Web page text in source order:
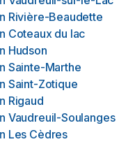
Rivière-Beaudette
Coteaux du lac
Hudson
Sainte-Marthe
Saint-Zotique
Rigaud
Vaudreuil-Soulanges
Les Cèdres